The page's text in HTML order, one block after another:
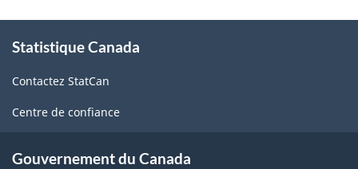
industries
de
l'Amérique
du
(SCIAN)
propos
ce
site
Statistique Canada
Contactez StatCan
Centre de confiance
Gouvernement du Canada